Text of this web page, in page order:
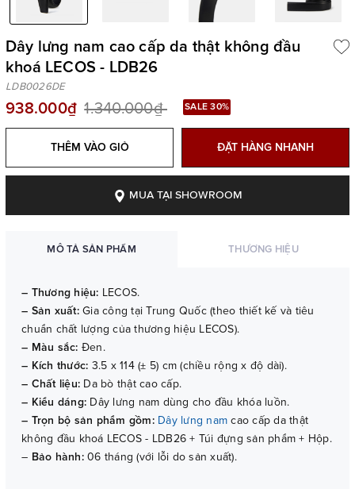
Dây lưng nam cao cấp da thật không đầu
khoá LECOS - LDB26
LDB0026DE
938.000₫ 1.340.000₫ SALE 30%
THÊM VÀO GIỎ ĐẶT HÀNG NHANH
MUA TẠI SHOWROOM
MÔ TẢ SẢN PHẨM THƯƠNG HIỆU
– Thương hiệu: LECOS.
– Sản xuất: Gia công tại Trung Quốc (theo thiết kế và tiêu
chuẩn chất lượng của thương hiệu LECOS).
– Màu sắc: Đen.
– Kích thước: 3.5 x 114 (± 5) cm (chiều rộng x độ dài).
– Chất liệu: Da bò thật cao cấp.
– Kiểu dáng: Dây lưng nam dùng cho đầu khóa luồn.
– Trọn bộ sản phẩm gồm: Dây lưng nam cao cấp da thật
không đầu khoá LECOS - LDB26 + Túi đựng sản phẩm + Hộp.
– Bảo hành: 06 tháng (với lỗi do sản xuất).